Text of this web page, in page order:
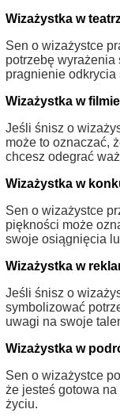
Wizażystka w
Sen o wizażystce
potrzebę
pragnienie odkrycia
Wizażystka w filmie
Jeśli śnisz o
może to oznaczać,
chcesz odegrać
Wizażystka w
Sen o wizażystce
piękności może
swoje osiągnięcia
Wizażystka w
Jeśli śnisz o
symbolizować
uwagi na swoje
Wizażystka w
Sen o wizażystce
że jesteś gotowa
życiu.